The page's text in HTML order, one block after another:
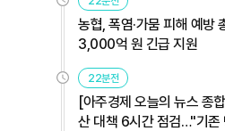
농협, 폭염·가뭄 피해 예방
3,000억 원 긴급 지원
22분전
[아주경제 오늘의 뉴스 종
산 대책 6시간 점검…"기존